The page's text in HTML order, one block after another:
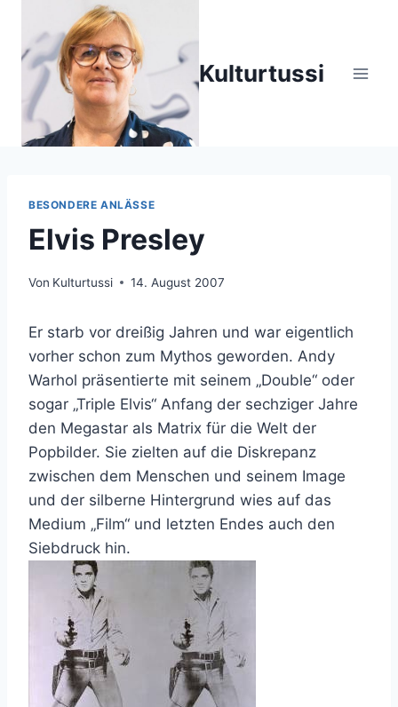
Inhalt
springen
Kulturtussi
BESONDERE ANLÄSSE
Elvis Presley
Von Kulturtussi 14. August 2007
Er starb vor dreißig Jahren und war eigentlich
vorher schon zum Mythos geworden. Andy
Warhol präsentierte mit seinem „Double“ oder
sogar „Triple Elvis“ Anfang der sechziger Jahre
den Megastar als Matrix für die Welt der
Popbilder. Sie zielten auf die Diskrepanz
zwischen dem Menschen und seinem Image
und der silberne Hintergrund wies auf das
Medium „Film“ und letzten Endes auch den
Siebdruck hin.